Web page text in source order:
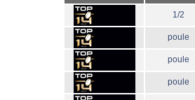
1/2
poule
poule
poule